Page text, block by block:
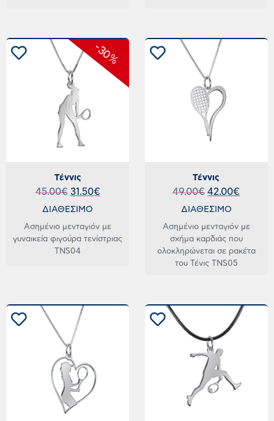
Τέννις
45.00€ 31.50€
-30%
ΔΙΑΘΕΣΙΜΟ
Ασημένιο μενταγιόν με
γυναικεία φιγούρα τενίστριας
TNS04
Τέννις
49.00€ 42.00€
ΔΙΑΘΕΣΙΜΟ
Ασημένιο μενταγιόν με
σχήμα καρδιάς που
ολοκληρώνεται σε ρακέτα
του Τένις TNS05